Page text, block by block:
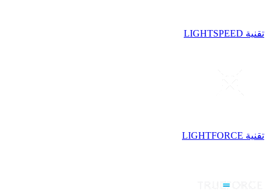
تقنية LIGHTSPEED
تقنية LIGHTFORCE